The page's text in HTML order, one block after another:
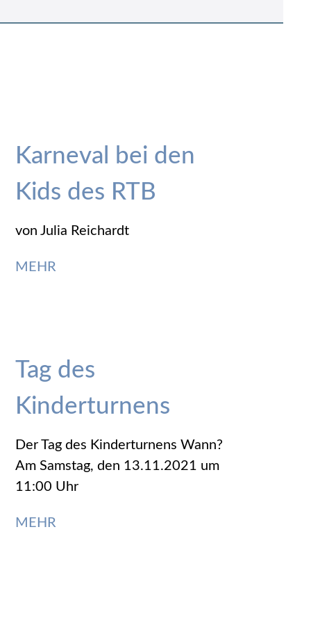
Karneval bei den
Kids des RTB
von Julia Reichardt
MEHR
Tag des
Kinderturnens
Der Tag des Kinderturnens Wann?
Am Samstag, den 13.11.2021 um
11:00 Uhr
MEHR